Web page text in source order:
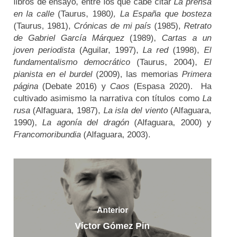
en la calle(Taurus, 1980), La España que bosteza
(Taurus, 1981), Crónicas de mi país (1985),Retrato
de Gabriel García Márquez(1989), Cartas a un
joven periodista (Aguilar, 1997),La red(1998),El
fundamentalismo democrático(Taurus, 2004),El
pianista en el burdel(2009), las memoriasPrimera
página(Debate 2016) y Caos (Espasa 2020). Ha
cultivado asimismo la narrativa con títulos comoLa
rusa(Alfaguara, 1987), La isla del viento(Alfaguara,
1990),La agonía del dragón(Alfaguara, 2000) y
Francomoribundia(Alfaguara, 2003).
Anterior
Víctor Gómez Pin